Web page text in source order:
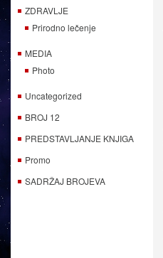
ZDRAVLJE
Prirodno lečenje
MEDIA
Photo
Uncategorized
BROJ 12
PREDSTAVLJANJE KNJIGA
Promo
SADRŽAJ BROJEVA